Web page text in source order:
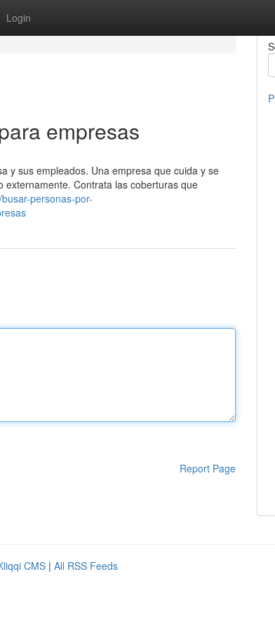
Login
empresas
y sus empleados. Una empresa que cuida y se
Contrata las coberturas que
personas-por-
Report Page
CMS | All RSS Feeds